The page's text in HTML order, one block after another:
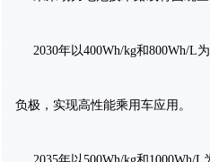
2030年以400Wh/kg和800Wh/L
负极，实现高性能乘用车应用。